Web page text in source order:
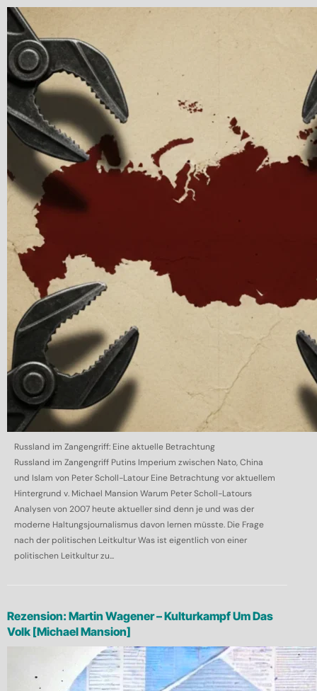
Russland im Zangengriff: Eine aktuelle Betrachtung
Russland im Zangengriff Putins Imperium zwischen Nato, China
und Islam von Peter Scholl-Latour Eine Betrachtung vor aktuellem
Hintergrund v. Michael Mansion Warum Peter Scholl-Latours
Analysen von 2007 heute aktueller sind denn je und was der
moderne Haltungsjournalismus davon lernen müsste. Die Frage
nach der politischen Leitkultur Was ist eigentlich von einer
politischen Leitkultur zu...
Rezension: Martin Wagener – Kulturkampf Um Das
Volk [Michael Mansion]